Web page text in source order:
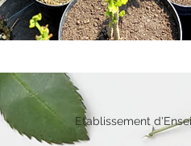
Etablissement